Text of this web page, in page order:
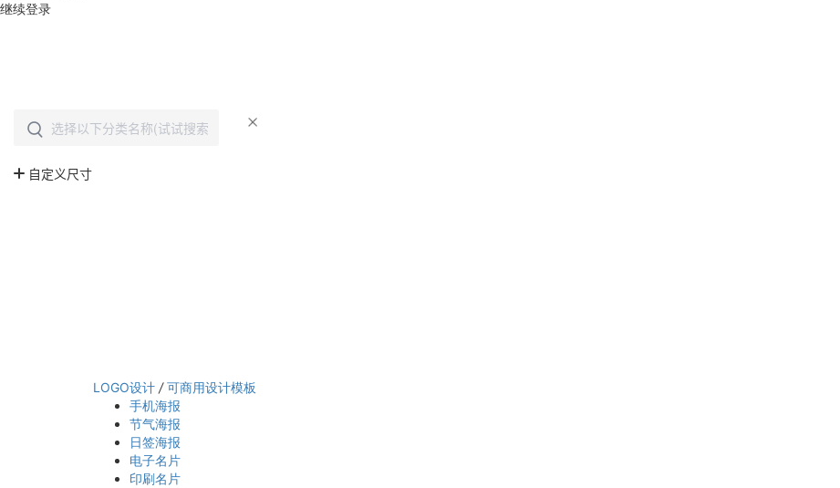
继续登录
LOGO设计 / 可商用设计模板
手机海报
节气海报
日签海报
电子名片
印刷名片